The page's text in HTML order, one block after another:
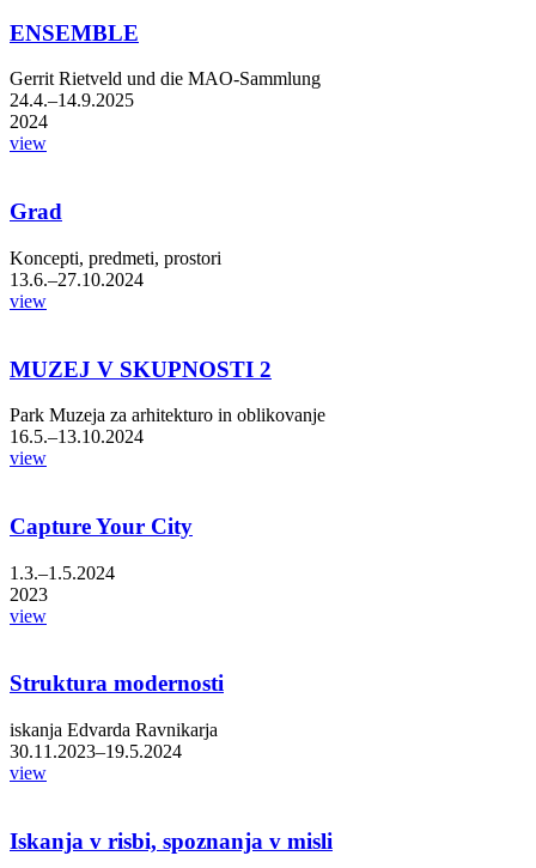
ENSEMBLE
Gerrit Rietveld und die MAO-Sammlung
24.4.–14.9.2025
2024
view
Grad
Koncepti, predmeti, prostori
13.6.–27.10.2024
view
MUZEJ V SKUPNOSTI 2
Park Muzeja za arhitekturo in oblikovanje
16.5.–13.10.2024
view
Capture Your City
1.3.–1.5.2024
2023
view
Struktura modernosti
iskanja Edvarda Ravnikarja
30.11.2023–19.5.2024
view
Iskanja v risbi, spoznanja v misli